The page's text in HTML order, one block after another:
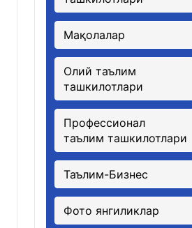
Мақолалар
Олий таълим
ташкилотлари
Профессионал
таълим ташкилотлари
Таълим-Бизнес
Фото янгиликлар